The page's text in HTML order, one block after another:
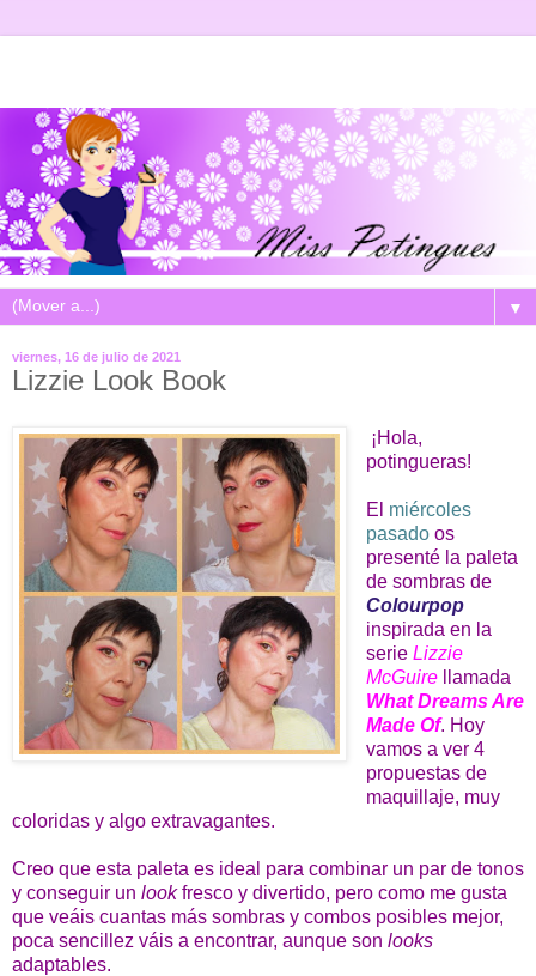
▼
viernes, 16 de julio de 2021
Lizzie Look Book
¡Hola,
potingueras!
El miércoles
pasadoos
presenté la paleta
de sombras de
Colourpop
inspirada en la
serieLizzie
McGuirellamada
What Dreams Are
Made Of. Hoy
vamos a ver 4
propuestas de
maquillaje, muy
coloridas y algo extravagantes.
Creo que esta paleta es ideal para combinar un par de tonos
y conseguir un lookfresco y divertido, pero como me gusta
que veáis cuantas más sombras y combos posibles mejor,
poca sencillez váis a encontrar, aunque son looks
adaptables.